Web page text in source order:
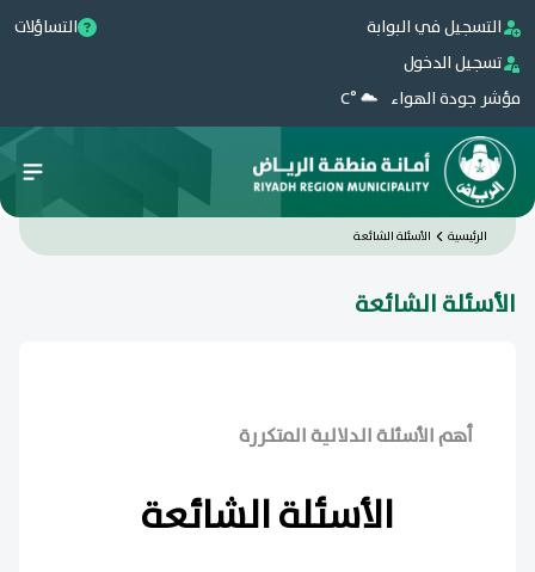
التسجيل في البوابة
تسجيل الدخول
مؤشر جودة الهواء
°C
التساؤلات
الرئيسية الأسئلة الشائعة
الأسئلة الشائعة
أهم الأسئلة الدلالية المتكررة
الأسئلة الشائعة